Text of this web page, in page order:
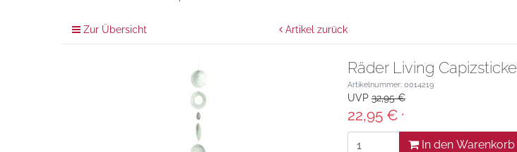
Zur Übersicht Artikel zurück
Räder Living
Artikelnummer: 0014219
UVP 32,95 €
22,95 € *
In den Warenkorb